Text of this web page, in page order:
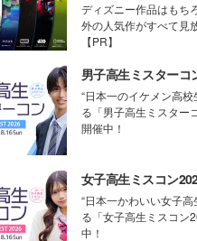
ディズニー作品はもち
外の人気作がすべて見
【PR】
男子高生ミスターコ
“日本一のイケメン高校
る「男子高生ミスター
開催中！
女子高生ミスコン
“日本一かわいい女子高
る「女子高生ミスコン
中！